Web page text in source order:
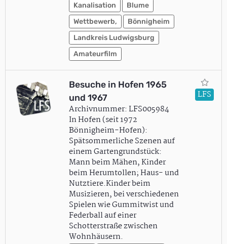
Kanalisation
Blume
Wettbewerb,
Bönnigheim
Landkreis Ludwigsburg
Amateurfilm
Besuche in Hofen 1965
und 1967
Archivnummer: LFS005984
In Hofen (seit 1972
Bönnigheim-Hofen):
Spätsommerliche Szenen auf
einem Gartengrundstück:
Mann beim Mähen, Kinder
beim Herumtollen; Haus- und
Nutztiere.Kinder beim
Musizieren, bei verschiedenen
Spielen wie Gummitwist und
Federball auf einer
Schotterstraße zwischen
Wohnhäusern.
LFS